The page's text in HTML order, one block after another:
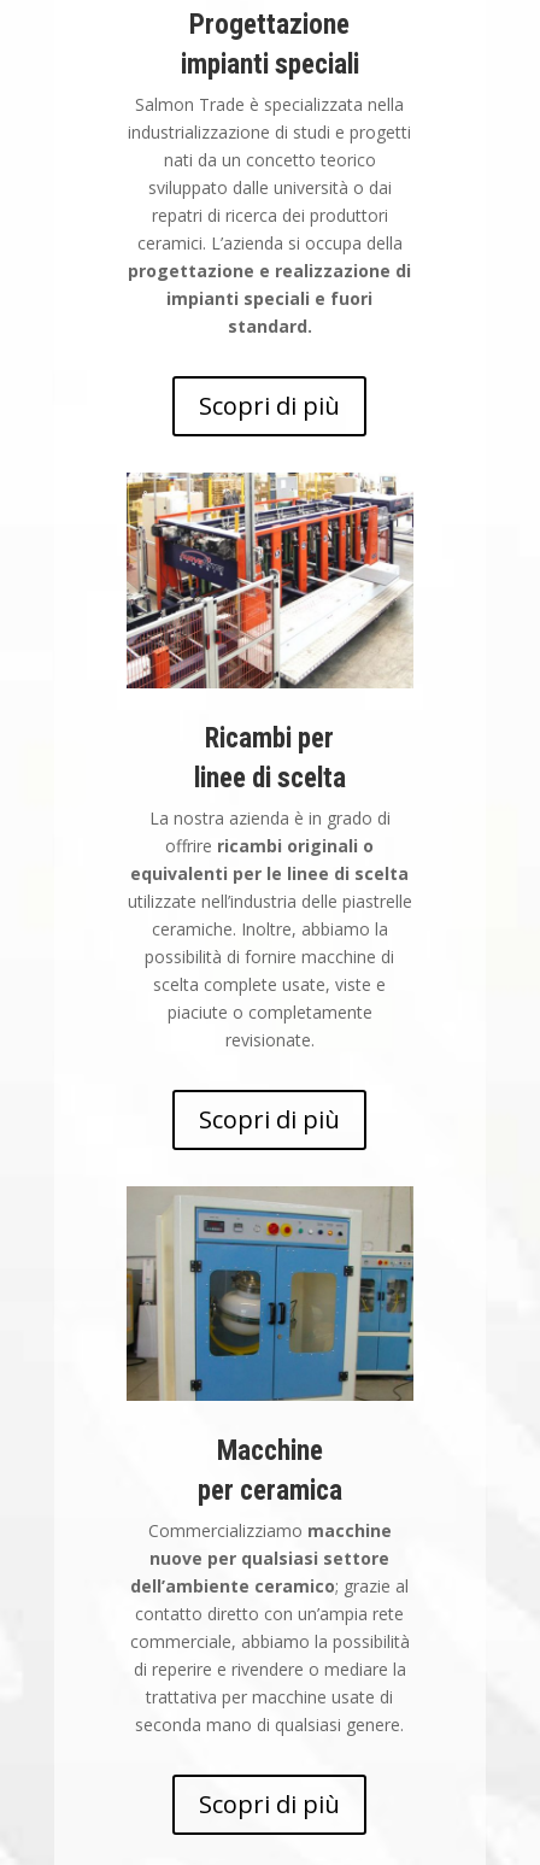
Progettazione
impianti speciali
Salmon Trade è specializzata nella
industrializzazione di studi e progetti
nati da un concetto teorico
sviluppato dalle università o dai
repatri di ricerca dei produttori
ceramici. L’azienda si occupa della
progettazione e realizzazione di
impianti speciali e fuori
standard.
Scopri di più
Ricambi per
linee di scelta
La nostra azienda è in grado di
offrire ricambi originali o
equivalenti per le linee di scelta
utilizzate nell’industria delle piastrelle
ceramiche. Inoltre, abbiamo la
possibilità di fornire macchine di
scelta complete usate, viste e
piaciute o completamente
revisionate.
Scopri di più
Macchine
per ceramica
Commercializziamo macchine
nuove per qualsiasi settore
dell’ambiente ceramico; grazie al
contatto diretto con un’ampia rete
commerciale, abbiamo la possibilità
di reperire e rivendere o mediare la
trattativa per macchine usate di
seconda mano di qualsiasi genere.
Scopri di più